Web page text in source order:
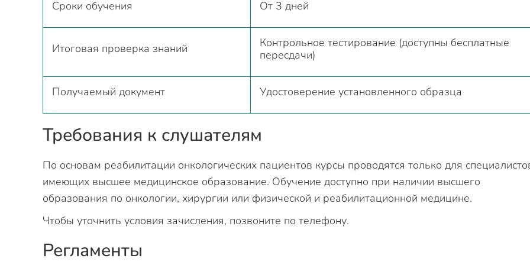
Сроки обучения От 3 дней
Итоговая проверка знаний
Контрольное тестирование (доступны бесплатные
пересдачи)
Получаемый документ Удостоверение установленного образца
Требования к слушателям
По основам реабилитации онкологических пациентов курсы проводятся только для
имеющих высшее медицинское образование. Обучение доступно при наличии высшего
образования по онкологии, хирургии или физической и реабилитационной медицине.
Чтобы уточнить условия зачисления, позвоните по телефону.
Регламенты